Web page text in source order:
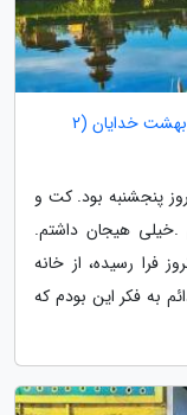
سفرنامه بالی -پروازی از هتل اسپیناس پلاس به بهشت خدایان (2
بهمن 96بعد از ظهر روز پنجشنبه بود. کت و
.خیلی هیجان داشتم.
فرا رسیده، از خانه
به فکر این بودم که